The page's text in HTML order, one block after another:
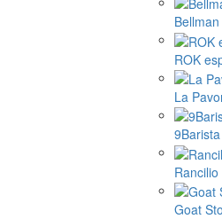
ROK
La
9Barista
Rancilio
Goat